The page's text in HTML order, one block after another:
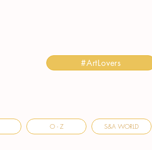
#ArtLovers
O - Z S&A WORLD